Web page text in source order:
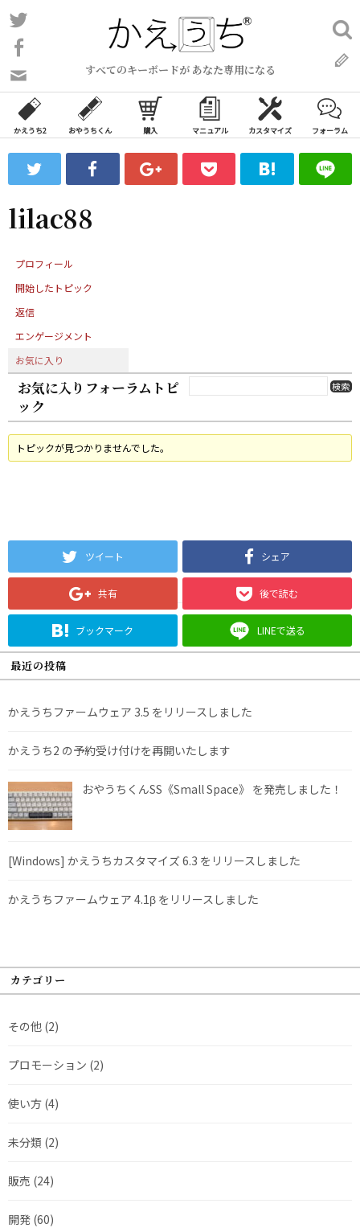
コ
ン
ン
ツ
ス
ッ
プ
すべてのキーボードが あなた専用になる
い
合
わ
フ
ォ
ム
検
索:
かえうち2 おやうちくん 購入 マニュアル カスタマイズ フォーラム
lilac88
プロフィール
開始したトピック
返信
エンゲージメント
お気に入り
お気に入りフォーラムトピ
ック
トピックが見つかりませんでした。
ツイート シェア
共有 後で読む
ブックマーク LINEで送る
最近の投稿
かえうちファームウェア 3.5 をリリースしました
かえうち2 の予約受け付けを再開いたします
おやうちくんSS《Small Space》 を発売しました！
[Windows] かえうちカスタマイズ 6.3 をリリースしました
かえうちファームウェア 4.1β をリリースしました
カテゴリー
その他 (2)
プロモーション (2)
使い方 (4)
未分類 (2)
販売 (24)
開発 (60)